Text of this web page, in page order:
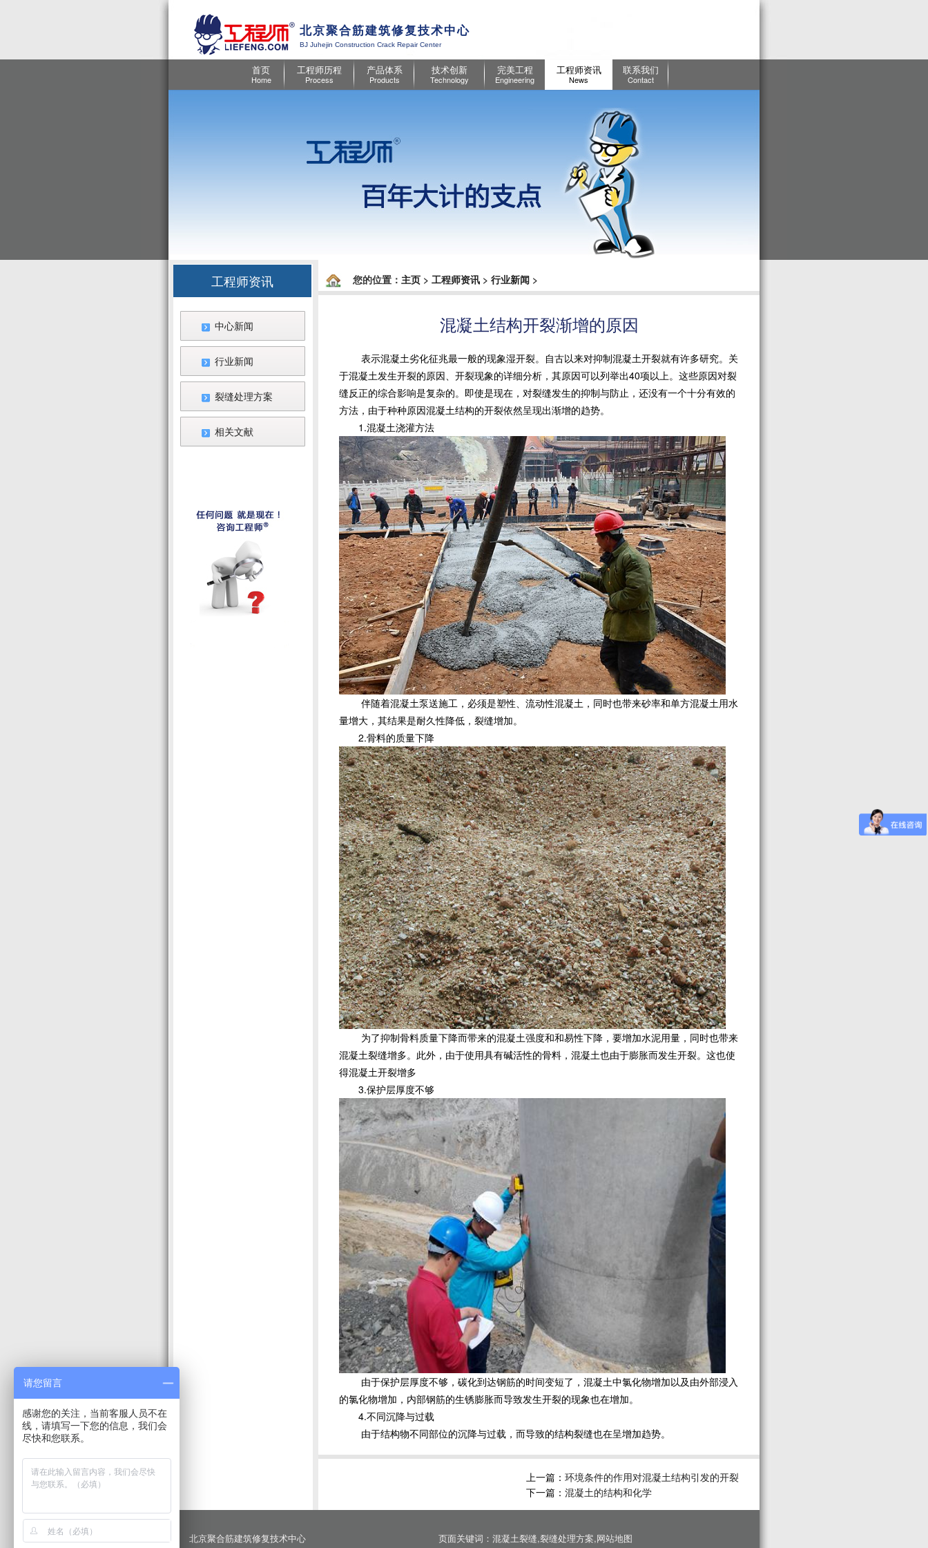
北京聚合筋建筑修复技术中心
BJ Juhejin Construction Crack Repair Center
首页
Home
工程师历程
Process
产品体系
Products
技术创新
Technology
完美工程
Engineering
工程师资讯
News
联系我们
Contact
工程师资讯
中心新闻
行业新闻
裂缝处理方案
相关文献
您的位置： 主页 > 工程师资讯 > 行业新闻 >
混凝土结构开裂渐增的原因
表示混凝土劣化征兆最一般的现象湿开裂。自古以来对抑制混凝土开裂就有许多研究。关
于混凝土发生开裂的原因、开裂现象的详细分析，其原因可以列举出40项以上。这些原因对裂
缝反正的综合影响是复杂的。即使是现在，对裂缝发生的抑制与防止，还没有一个十分有效的
方法，由于种种原因混凝土结构的开裂依然呈现出渐增的趋势。
1.混凝土浇灌方法
伴随着混凝土泵送施工，必须是塑性、流动性混凝土，同时也带来砂率和单方混凝土用水
量增大，其结果是耐久性降低，裂缝增加。
2.骨料的质量下降
为了抑制骨料质量下降而带来的混凝土强度和和易性下降，要增加水泥用量，同时也带来
混凝土裂缝增多。此外，由于使用具有碱活性的骨料，混凝土也由于膨胀而发生开裂。这也使
得混凝土开裂增多
3.保护层厚度不够
由于保护层厚度不够，碳化到达钢筋的时间变短了，混凝土中氯化物增加以及由外部浸入
的氯化物增加，内部钢筋的生锈膨胀而导致发生开裂的现象也在增加。
4.不同沉降与过载
由于结构物不同部位的沉降与过载，而导致的结构裂缝也在呈增加趋势。
上一篇： 环境条件的作用对混凝土结构引发的开裂
下一篇： 混凝土的结构和化学
北京聚合筋建筑修复技术中心
页面关键词： 混凝土裂缝,裂缝处理方案,网站地图
请您留言
感谢您的关注，当前客服人员不在
线，请填写一下您的信息，我们会
尽快和您联系。